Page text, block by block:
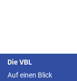
Die VBL
Auf einen Blick